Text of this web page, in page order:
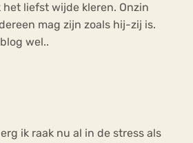
het liefst wijde kleren. Onzin
mag zijn zoals hij-zij is.
wel..
ik raak nu al in de stress als